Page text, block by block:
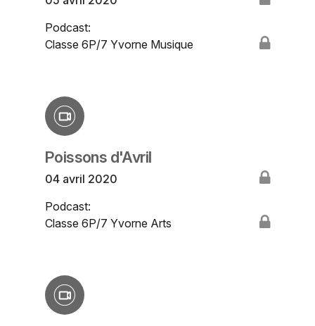
Podcast:
Classe 6P/7 Yvorne Musique
Poissons d'Avril
04 avril 2020
Podcast:
Classe 6P/7 Yvorne Arts